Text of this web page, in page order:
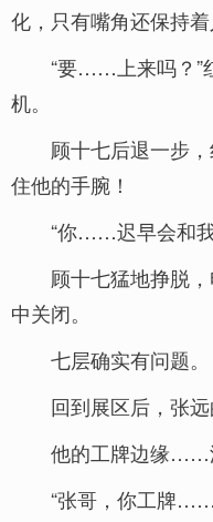
化，只有嘴角还保持着
“要……上来吗？”
机。
顾十七后退一步
住他的手腕！
“你……迟早会和
顾十七猛地挣脱
中关闭。
七层确实有问题。
回到展区后，张远
他的工牌边缘……
“张哥，你工牌